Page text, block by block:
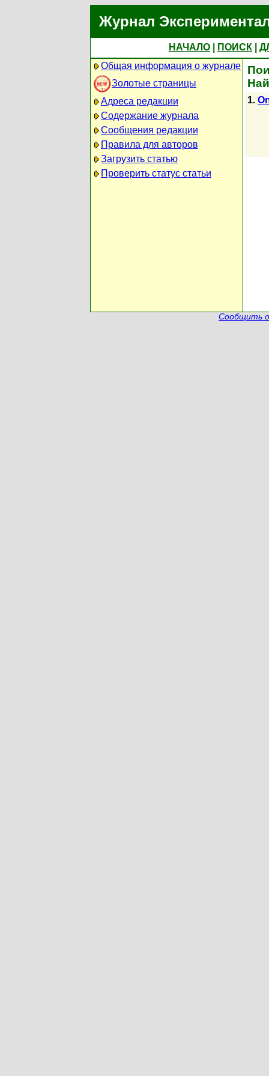
Журнал
НАЧАЛО ПОИСК
Общая информация о журнале
Золотые страницы
Адреса редакции
Содержание журнала
Сообщения редакции
Правила для авторов
Загрузить статью
Проверить статус статьи
1.
Сообщить о